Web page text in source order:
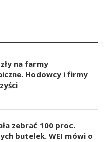
na farmy
Hodowcy i firmy
zebrać 100 proc.
butelek. WEI mówi o